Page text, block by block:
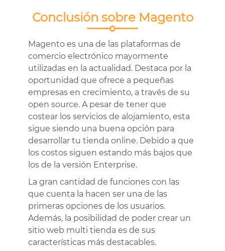
Conclusión sobre Magento
Magento es una de las plataformas de
comercio electrónico mayormente
utilizadas en la actualidad. Destaca por la
oportunidad que ofrece a pequeñas
empresas en crecimiento, a través de su
open source. A pesar de tener que
costear los servicios de alojamiento, esta
sigue siendo una buena opción para
desarrollar tu tienda online. Debido a que
los costos siguen estando más bajos que
los de la versión Enterprise.
La gran cantidad de funciones con las
que cuenta la hacen ser una de las
primeras opciones de los usuarios.
Además, la posibilidad de poder crear un
sitio web multi tienda es de sus
características más destacables.